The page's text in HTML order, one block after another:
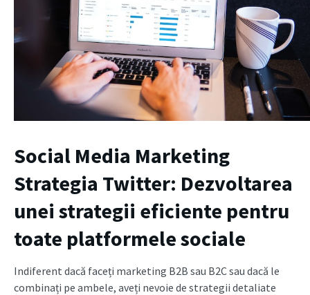
Social Media Marketing
Strategia Twitter: Dezvoltarea
unei strategii eficiente pentru
toate platformele sociale
Indiferent dacă faceți marketing B2B sau B2C sau dacă le
combinați pe ambele, aveți nevoie de strategii detaliate